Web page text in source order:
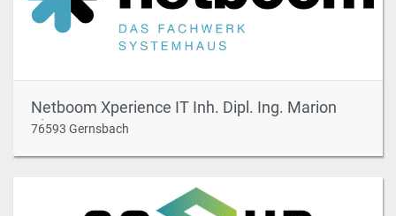
Netboom Xperience IT Inh. Dipl. Ing. Marion
Zimmer e.K.
76593 Gernsbach